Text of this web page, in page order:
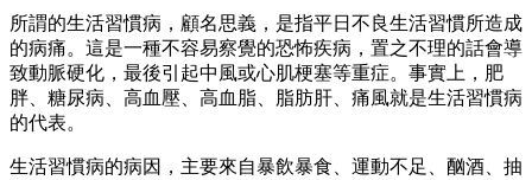
所謂的生活習慣病，顧名思義，是指平日不良生活習慣所造成
的病痛。這是一種不容易察覺的恐怖疾病，置之不理的話會導
致動脈硬化，最後引起中風或心肌梗塞等重症。事實上，肥
胖、糖尿病、高血壓、高血脂、脂肪肝、痛風就是生活習慣病
的代表。
生活習慣病的病因，主要來自暴飲暴食、運動不足、酗酒、抽